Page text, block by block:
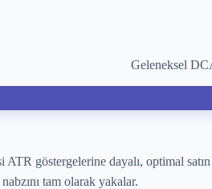
Geleneksel
göstergelerine dayalı, optimal
tam olarak yakalar.